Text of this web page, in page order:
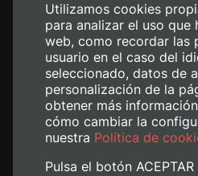
Utilizamos cookies
para analizar el uso que
web, como recordar las
usuario en el caso del
seleccionado, datos de
personalización de la
obtener más
cómo cambiar la
nuestra Política de
Pulsa el botón